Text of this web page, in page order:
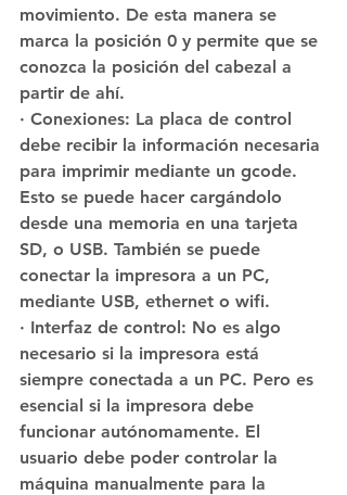
movimiento. De esta manera se
marca la posición 0 y permite que se
conozca la posición del cabezal a
partir de ahí.
· Conexiones: La placa de control
debe recibir la información necesaria
para imprimir mediante un gcode.
Esto se puede hacer cargándolo
desde una memoria en una tarjeta
SD, o USB. También se puede
conectar la impresora a un PC,
mediante USB, ethernet o wifi.
· Interfaz de control: No es algo
necesario si la impresora está
siempre conectada a un PC. Pero es
esencial si la impresora debe
funcionar autónomamente. El
usuario debe poder controlar la
máquina manualmente para la